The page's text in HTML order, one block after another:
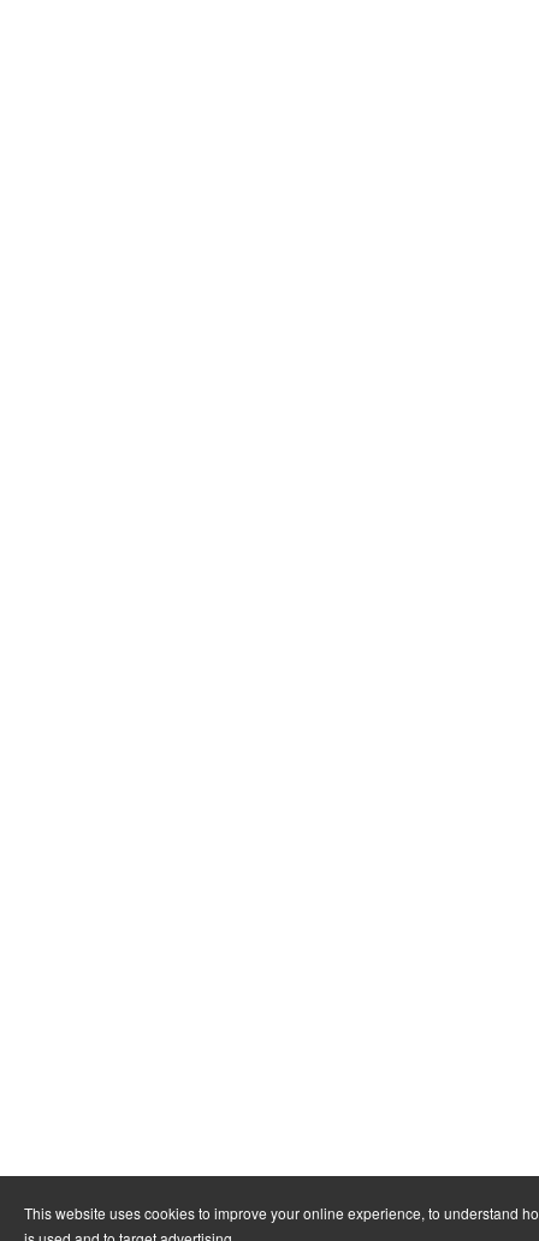
This website uses cookies to improve your online experience, to understand